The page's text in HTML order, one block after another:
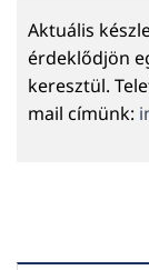
Aktuális
érdeklődjön
keresztül.
mail címünk: